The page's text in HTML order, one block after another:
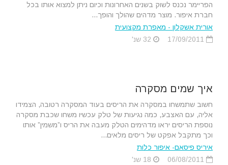
הפריימר נכנס לשוק בשנים האחרונות וכיום ניתן למצוא אותו בכל
חברת איפור. מוצר מדהים שהולך והופך...
אורית אשקלון - מאפרת מקצועית
איך שמים מסקרה
חשוב שתמשחו במסקרה את הריסים בעוד המסקרה רטובה, הצמידו
אליה, עם האצבע, כמה נגיעות של טלק עכשיו משחו שכבת מסקרה
נוספת הריסים יראו מדהימים הטלק מעבה את הריס ו”משמין” אותו
וכך מתקבל אפקט של ריסים מלאים...
איריס פיסאם- איפור כלות